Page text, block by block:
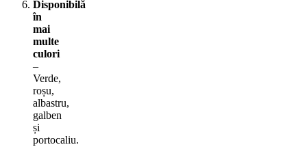
Disponibilă
în
mai
multe
culori
–
Verde,
roșu,
albastru,
galben
și
portocaliu.